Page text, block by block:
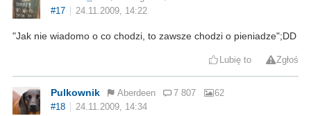
#17
24.11.2009, 14:22
"Jak nie wiadomo o co chodzi, to zawsze chodzi o pieniadze";DD
Lubię to Zgłoś
Pulkownik Aberdeen 7 807
62
#18
24.11.2009, 14:34